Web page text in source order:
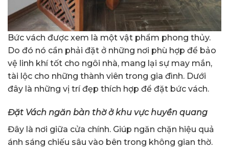
Bức vách được xem là một vật phẩm phong thủy.
Do đó nó cần phải đặt ở những nơi phù hợp để bảo
vệ linh khí tốt cho ngôi nhà, mang lại sự may mắn,
tài lộc cho những thành viên trong gia đình. Dưới
đây là những vị trí đẹp thích hợp để đặt bức vách.
Đặt Vách ngăn bàn thờ ở khu vực huyền quang
Đây là nơi giữa cửa chính. Giúp ngăn chặn hiệu quả
ánh sáng chiếu sâu vào bên trong không gian thờ.